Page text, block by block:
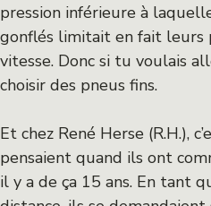
pression inférieure à
gonflés limitait en fait leurs
vitesse. Donc si tu voulais
choisir des pneus fins.
Et chez René Herse (R.H.),
pensaient quand ils ont
il y a de ça 15 ans. En tant